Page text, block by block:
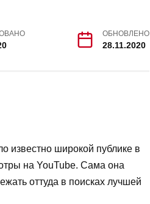
ОБНОВЛЕНО
28.11.2020
известно широкой публике в
на YouTube. Сама она
оттуда в поисках лучшей